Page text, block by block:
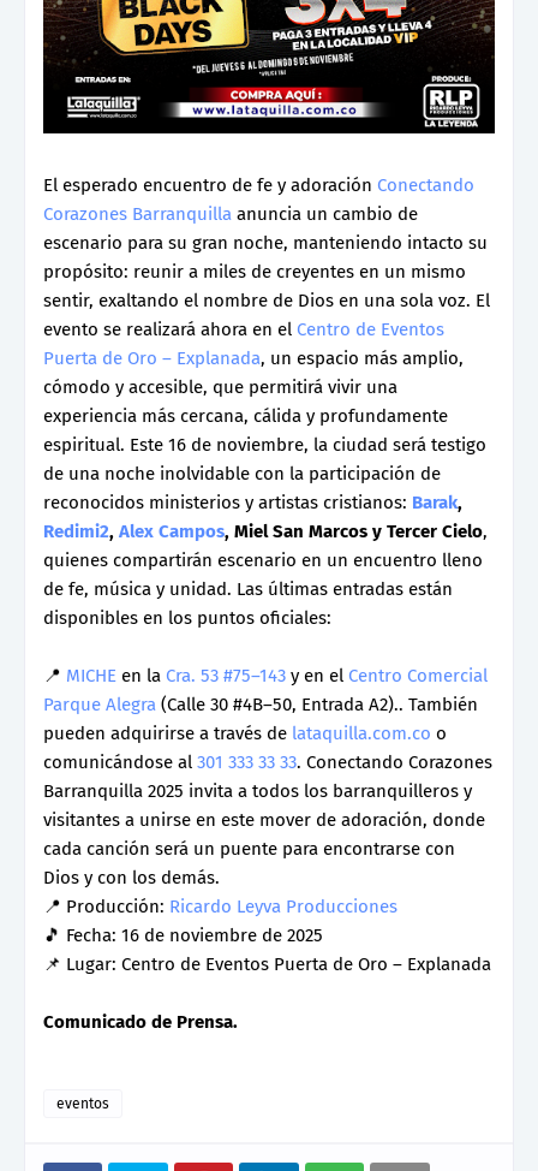
El esperado encuentro de fe y adoración Conectando
Corazones Barranquilla anuncia un cambio de
escenario para su gran noche, manteniendo intacto su
propósito: reunir a miles de creyentes en un mismo
sentir, exaltando el nombre de Dios en una sola voz. El
evento se realizará ahora en el Centro de Eventos
Puerta de Oro – Explanada, un espacio más amplio,
cómodo y accesible, que permitirá vivir una
experiencia más cercana, cálida y profundamente
espiritual. Este 16 de noviembre, la ciudad será testigo
de una noche inolvidable con la participación de
reconocidos ministerios y artistas cristianos: Barak,
Redimi2, Alex Campos, Miel San Marcos y Tercer Cielo,
quienes compartirán escenario en un encuentro lleno
de fe, música y unidad. Las últimas entradas están
disponibles en los puntos oficiales:
📍 MICHE en la Cra. 53 #75–143 y en el Centro Comercial
Parque Alegra (Calle 30 #4B–50, Entrada A2).. También
pueden adquirirse a través de lataquilla.com.co o
comunicándose al 301 333 33 33. Conectando Corazones
Barranquilla 2025 invita a todos los barranquilleros y
visitantes a unirse en este mover de adoración, donde
cada canción será un puente para encontrarse con
Dios y con los demás.
📍 Producción: Ricardo Leyva Producciones
🎵 Fecha: 16 de noviembre de 2025
📌 Lugar: Centro de Eventos Puerta de Oro – Explanada
Comunicado de Prensa.
eventos